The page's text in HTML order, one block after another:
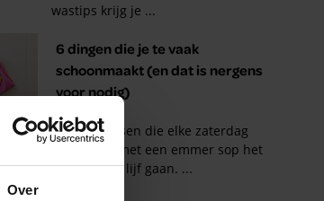
Over